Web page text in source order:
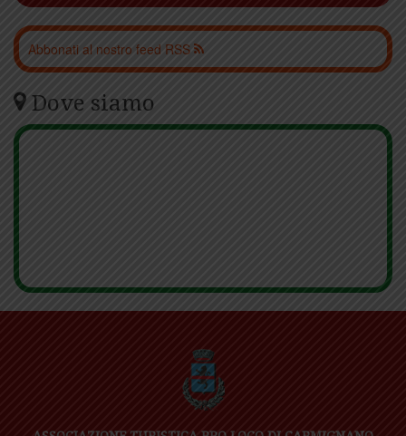
Abbonati al nostro feed RSS
Dove siamo